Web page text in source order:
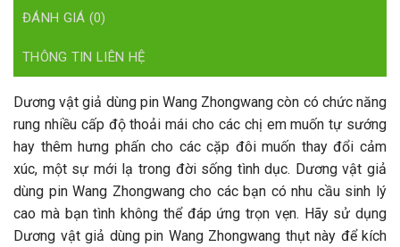
ĐÁNH GIÁ (0)
THÔNG TIN LIÊN HỆ
Dương vật giả dùng pin Wang Zhongwang còn có chức năng
rung nhiều cấp độ thoải mái cho các chị em muốn tự sướng
hay thêm hưng phấn cho các cặp đôi muốn thay đổi cảm
xúc, một sự mới lạ trong đời sống tình dục. Dương vật giả
dùng pin Wang Zhongwang cho các bạn có nhu cầu sinh lý
cao mà bạn tình không thể đáp ứng trọn vẹn. Hãy sử dụng
Dương vật giả dùng pin Wang Zhongwang thụt này để kích